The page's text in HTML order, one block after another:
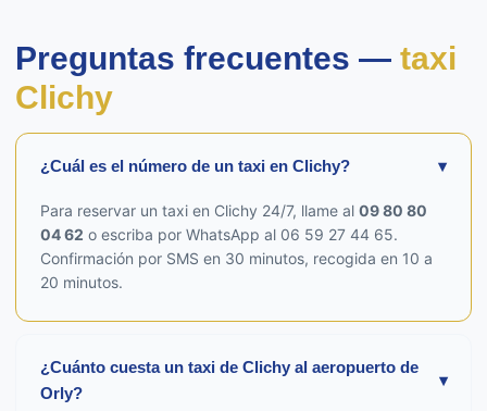
Preguntas frecuentes — taxi
Clichy
¿Cuál es el número de un taxi en Clichy? ▾
Para reservar un taxi en Clichy 24/7, llame al 09 80 80
04 62 o escriba por WhatsApp al 06 59 27 44 65.
Confirmación por SMS en 30 minutos, recogida en 10 a
20 minutos.
¿Cuánto cuesta un taxi de Clichy al aeropuerto de
Orly?
▾